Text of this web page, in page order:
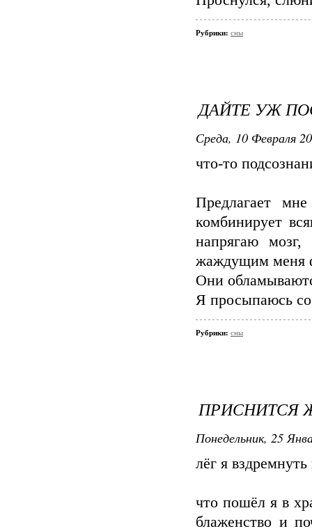
Рубрики: сны
ДАЙТЕ УЖ
Среда, 10 Февраля
что-то
Предлагает
комбинирует
напрягаю
жаждущим меня
Они
Я просыпаюсь со
Рубрики: сны
ПРИСНИТСЯ
Понедельник, 25
лёг я
что пошёл я в
блаженство и